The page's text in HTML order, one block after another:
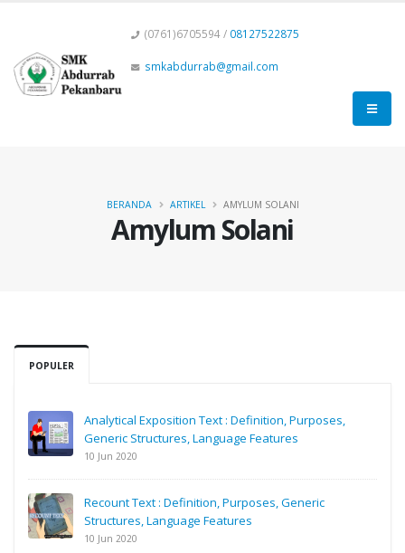
(0761)6705594 / 08127522875
smkabdurrab@gmail.com
Amylum Solani
BERANDA ARTIKEL AMYLUM SOLANI
POPULER
Analytical Exposition Text : Definition, Purposes,
Generic Structures, Language Features
10 Jun 2020
Recount Text : Definition, Purposes, Generic
Structures, Language Features
10 Jun 2020